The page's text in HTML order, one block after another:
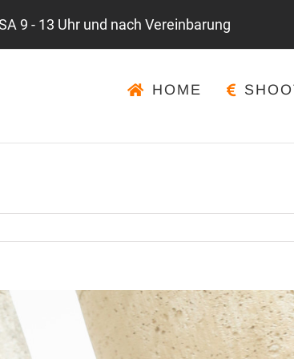
9 - 13 Uhr und nach Vereinbarung
HOME